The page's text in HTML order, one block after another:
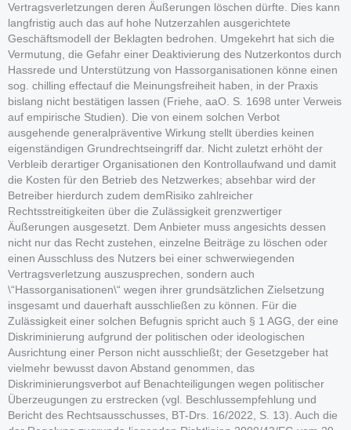
Vertragsverletzungen deren Äußerungen löschen dürfte. Dies kann
langfristig auch das auf hohe Nutzerzahlen ausgerichtete
Geschäftsmodell der Beklagten bedrohen. Umgekehrt hat sich die
Vermutung, die Gefahr einer Deaktivierung des Nutzerkontos durch
Hassrede und Unterstützung von Hassorganisationen könne einen
sog. chilling effectauf die Meinungsfreiheit haben, in der Praxis
bislang nicht bestätigen lassen (Friehe, aaO. S. 1698 unter Verweis
auf empirische Studien). Die von einem solchen Verbot
ausgehende generalpräventive Wirkung stellt überdies keinen
eigenständigen Grundrechtseingriff dar. Nicht zuletzt erhöht der
Verbleib derartiger Organisationen den Kontrollaufwand und damit
die Kosten für den Betrieb des Netzwerkes; absehbar wird der
Betreiber hierdurch zudem demRisiko zahlreicher
Rechtsstreitigkeiten über die Zulässigkeit grenzwertiger
Äußerungen ausgesetzt. Dem Anbieter muss angesichts dessen
nicht nur das Recht zustehen, einzelne Beiträge zu löschen oder
einen Ausschluss des Nutzers bei einer schwerwiegenden
Vertragsverletzung auszusprechen, sondern auch
\“Hassorganisationen\“ wegen ihrer grundsätzlichen Zielsetzung
insgesamt und dauerhaft ausschließen zu können. Für die
Zulässigkeit einer solchen Befugnis spricht auch § 1 AGG, der eine
Diskriminierung aufgrund der politischen oder ideologischen
Ausrichtung einer Person nicht ausschließt; der Gesetzgeber hat
vielmehr bewusst davon Abstand genommen, das
Diskriminierungsverbot auf Benachteiligungen wegen politischer
Überzeugungen zu erstrecken (vgl. Beschlussempfehlung und
Bericht des Rechtsausschusses, BT-Drs. 16/2022, S. 13). Auch die